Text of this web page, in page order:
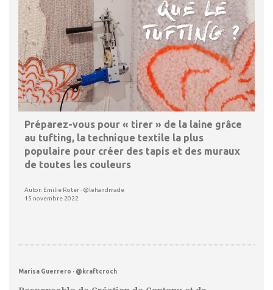
Préparez-vous pour « tirer » de la laine grâce
au tufting, la technique textile la plus
populaire pour créer des tapis et des muraux
de toutes les couleurs
Autor: Emilie Roter · @lehandmade
15 novembre 2022
Marisa Guerrero · @kraftcroch